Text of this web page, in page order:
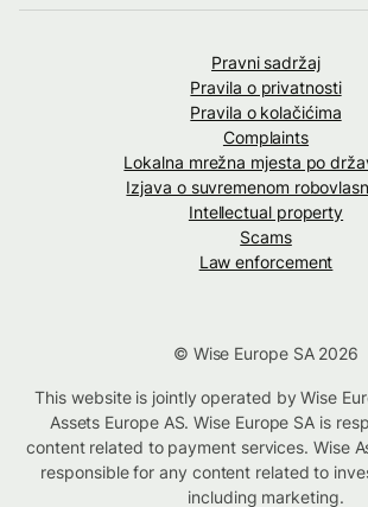
Pravni sadržaj
Pravila o privatnosti
Pravila o kolačićima
Complaints
Lokalna mrežna mjesta po
Izjava o suvremenom
Intellectual property
Scams
Law enforcement
© Wise Europe SA 2026
This website is jointly operated by Wise
Assets Europe AS. Wise Europe SA is
content related to payment services. Wise
responsible for any content related to
including marketing.